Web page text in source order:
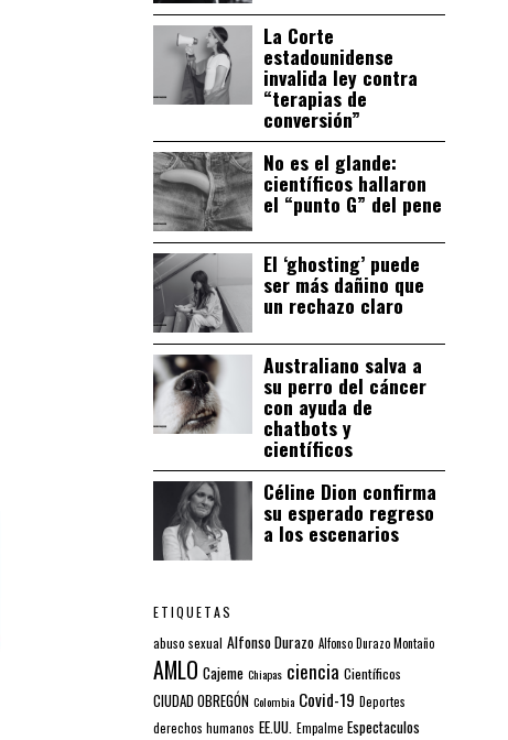
La Corte
estadounidense
invalida ley contra
“terapias de
conversión”
No es el glande:
científicos hallaron
el “punto G” del pene
El ‘ghosting’ puede
ser más dañino que
un rechazo claro
Australiano salva a
su perro del cáncer
con ayuda de
chatbots y
científicos
Céline Dion confirma
su esperado regreso
a los escenarios
ETIQUETAS
abuso sexual Alfonso Durazo Alfonso Durazo Montaño
AMLO Cajeme Chiapas ciencia Científicos
CIUDAD OBREGÓN Colombia Covid-19 Deportes
derechos humanos EE.UU. Empalme Espectaculos